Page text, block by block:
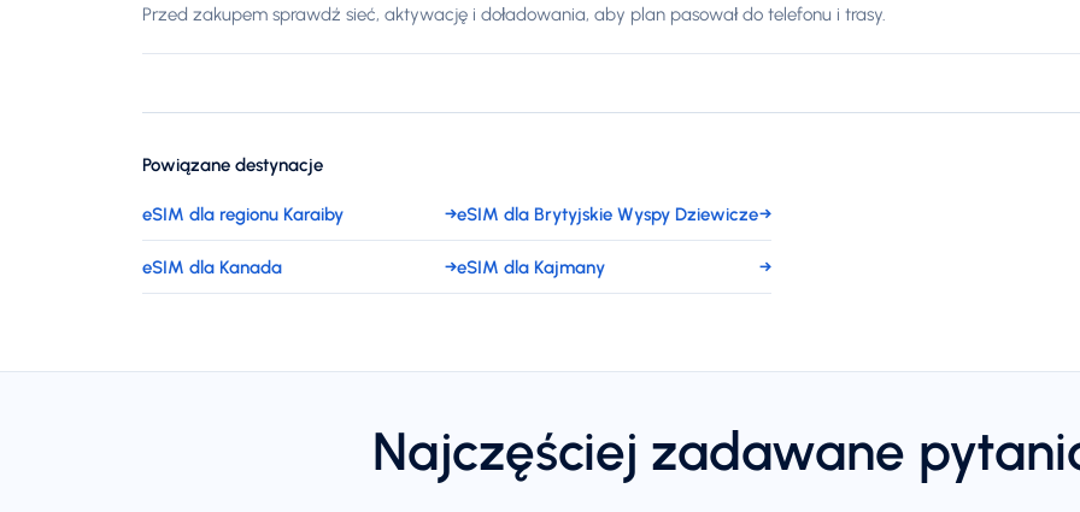
Przed zakupem sprawdź sieć, aktywację i doładowania, aby plan pasował do telefonu i trasy.
Powiązane destynacje
eSIM dla regionu Karaiby →eSIM dla Brytyjskie Wyspy Dziewicze→
eSIM dla Kanada →eSIM dla Kajmany →
Najczęściej zadawane